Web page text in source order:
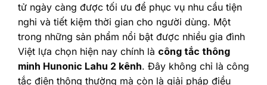
tử ngày càng được tối ưu để phục vụ nhu cầu tiện
nghi và tiết kiệm thời gian cho người dùng. Một
trong những sản phẩm nổi bật được nhiều gia đình
Việt lựa chọn hiện nay chính là công tắc thông
minh Hunonic Lahu 2 kênh. Đây không chỉ là công
tắc điện thông thường mà còn là giải pháp điều